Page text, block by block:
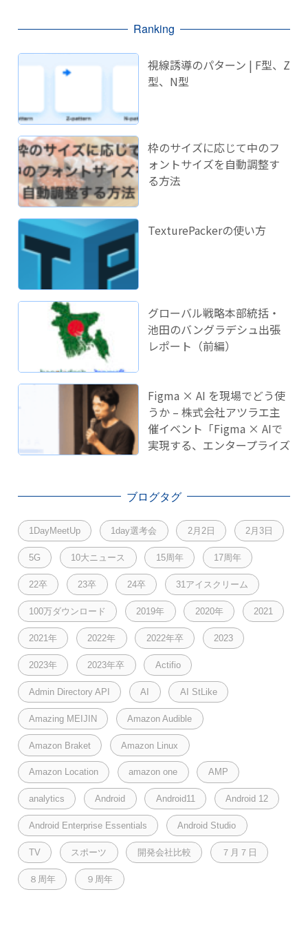
Ranking
視線誘導のパターン | F型、Z
型、N型
枠のサイズに応じて中のフ
ォントサイズを自動調整す
る方法
TexturePackerの使い方
グローバル戦略本部統括・
池田のバングラデシュ出張
レポート（前編）
Figma × AI を現場でどう使
うか – 株式会社アツラエ主
催イベント「Figma × AIで
実現する、エンタープライズ
ブログタグ
1DayMeetUp 1day選考会 2月2日 2月3日
5G 10大ニュース 15周年 17周年
22卒 23卒 24卒 31アイスクリーム
100万ダウンロード 2019年 2020年 2021
2021年 2022年 2022年卒 2023
2023年 2023年卒 Actifio
Admin Directory API AI AI StLike
Amazing MEIJIN Amazon Audible
Amazon Braket Amazon Linux
Amazon Location amazon one AMP
analytics Android Android11 Android 12
Android Enterprise Essentials Android Studio
TV スポーツ 開発会社比較 ７月７日
８周年 ９周年